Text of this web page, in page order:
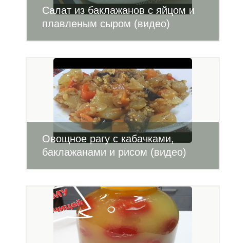
Салат из баклажанов с яйцом и
плавленым сыром (видео)
Овощное рагу с кабачками,
баклажанами и рисом (видео)